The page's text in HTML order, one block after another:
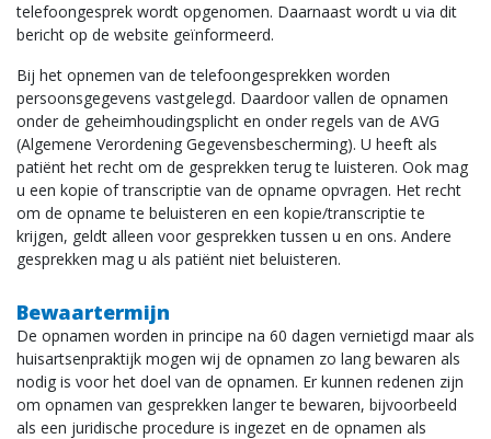
telefoongesprek wordt opgenomen. Daarnaast wordt u via dit
bericht op de website geïnformeerd.
Bij het opnemen van de telefoongesprekken worden
persoonsgegevens vastgelegd. Daardoor vallen de opnamen
onder de geheimhoudingsplicht en onder regels van de AVG
(Algemene Verordening Gegevensbescherming). U heeft als
patiënt het recht om de gesprekken terug te luisteren. Ook mag
u een kopie of transcriptie van de opname opvragen. Het recht
om de opname te beluisteren en een kopie/transcriptie te
krijgen, geldt alleen voor gesprekken tussen u en ons. Andere
gesprekken mag u als patiënt niet beluisteren.
Bewaartermijn
De opnamen worden in principe na 60 dagen vernietigd maar als
huisartsenpraktijk mogen wij de opnamen zo lang bewaren als
nodig is voor het doel van de opnamen. Er kunnen redenen zijn
om opnamen van gesprekken langer te bewaren, bijvoorbeeld
als een juridische procedure is ingezet en de opnamen als